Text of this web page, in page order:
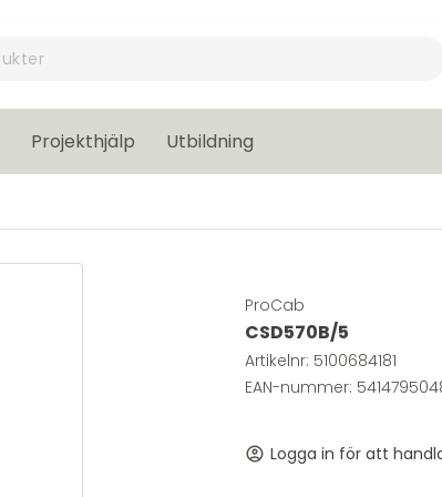
Projekthjälp Utbildning
ProCab
CSD570B/5
Artikelnr: 5100684181
EAN-nummer:
account_circle Logga in för att